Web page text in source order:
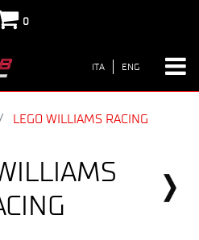
0
ITA ENG
LEGO WILLIAMS RACING